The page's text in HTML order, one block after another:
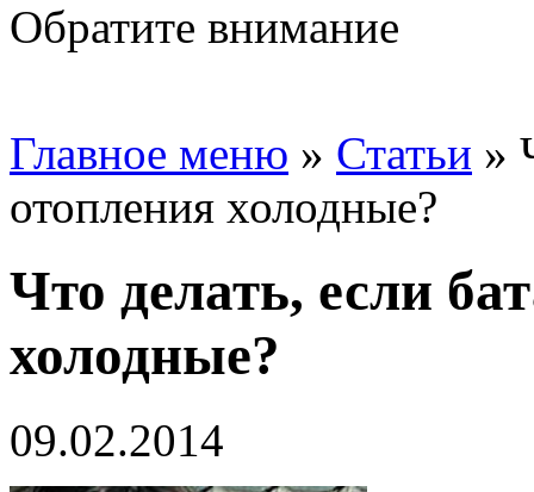
Обратите внимание
Главное меню » Статьи »
отопления холодные?
Что делать, если
холодные?
09.02.2014